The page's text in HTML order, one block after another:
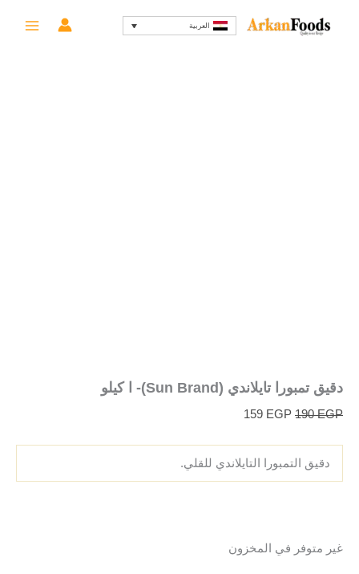
العربية
دقيق تمبورا تايلاندي (Sun Brand)- ا كيلو
190EGP
الأصلي
159 EGP
الحالي
دقيق التمبورا التايلاندي للقلي.
غير متوفر في المخزون